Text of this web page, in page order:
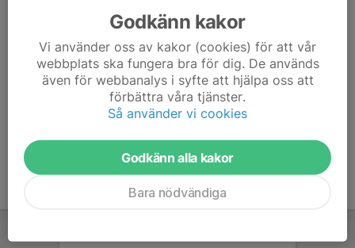
Här hamnar automatiskt de senaste nyheterna på hemsidan. För
att kunna börja administrera hemsidan loggar du in högst upp till
höger.
Godkänn kakor
Vi använder oss av kakor (cookies) för att vår
webbplats ska fungera bra för dig. De används
även för webbanalys i syfte att hjälpa oss att
förbättra våra tjänster.
Så använder vi cookies
Godkänn alla kakor
Bara nödvändiga